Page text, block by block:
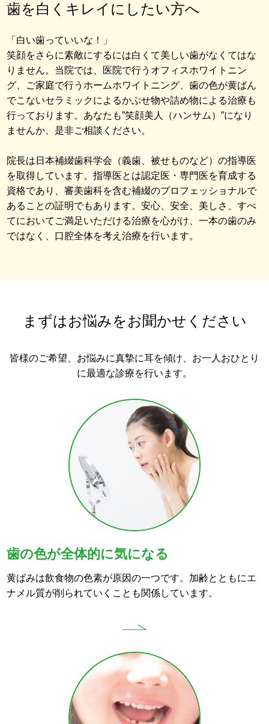
歯を白くキレイにしたい方へ
「白い歯っていいな！」
笑顔をさらに素敵にするには白くて美しい歯がなくてはな
りません。当院では、医院で行うオフィスホワイトニン
グ、ご家庭で行うホームホワイトニング、歯の色が黄ばん
でこないセラミックによるかぶせ物や詰め物による治療も
行っております。あなたも”笑顔美人（ハンサム）”になり
ませんか、是非ご相談ください。
院長は日本補綴歯科学会（義歯、被せものなど）の指導医
を取得しています。指導医とは認定医・専門医を育成する
資格であり、審美歯科を含む補綴のプロフェッショナルで
あることの証明でもあります。安心、安全、美しさ、すべ
てにおいてご満足いただける治療を心がけ、一本の歯のみ
ではなく、口腔全体を考え治療を行います。
まずはお悩みをお聞かせください
皆様のご希望、お悩みに真摯に耳を傾け、お一人おひとり
に最適な診療を行います。
歯の色が全体的に気になる
黄ばみは飲食物の色素が原因の一つです。加齢とともにエ
ナメル質が削られていくことも関係しています。